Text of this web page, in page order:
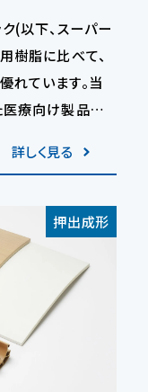
(以下、スーパー
樹脂に比べて、
れています。当
医療向け製品の
り、概ね151℃
詳しく見る
押出成形